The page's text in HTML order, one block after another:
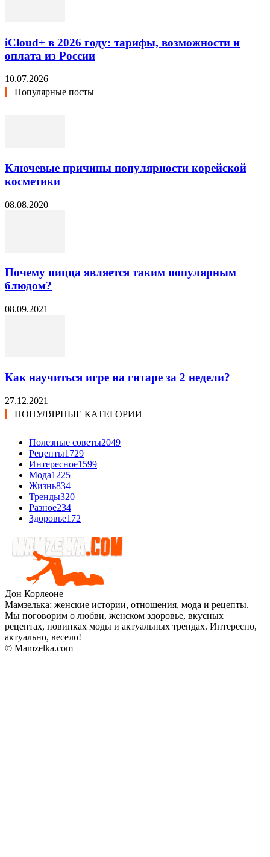
iCloud+ в 2026 году: тарифы, возможности и
оплата из России
10.07.2026
Популярные посты
Ключевые причины популярности корейской
косметики
08.08.2020
Почему пицца является таким популярным
блюдом?
08.09.2021
Как научиться игре на гитаре за 2 недели?
27.12.2021
ПОПУЛЯРНЫЕ КАТЕГОРИИ
Полезные советы2049
Рецепты1729
Интересное1599
Мода1225
Жизнь834
Тренды320
Разное234
Здоровье172
Дон Корлеоне
Мамзелька: женские истории, отношения, мода и рецепты.
Мы поговорим о любви, женском здоровье, вкусных
рецептах, новинках моды и актуальных трендах. Интересно,
актуально, весело!
© Mamzelka.com